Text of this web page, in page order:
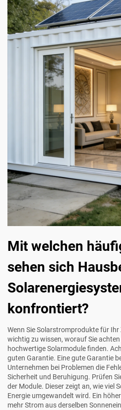
Mit welchen
sehen sich
konfrontiert?
Wenn Sie Solarstromprodukte für
wichtig zu wissen, worauf Sie
hochwertige Solarmodule finden.
guten Garantie. Eine gute Garantie
Unternehmen bei Problemen die
Sicherheit und Beruhigung. Prüfen
der Module. Dieser zeigt an, wie viel
Energie umgewandelt wird. Ein
mehr Strom aus derselben